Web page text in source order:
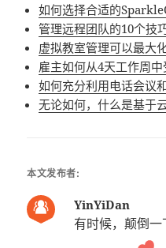
如何选择合适的
管理远程团队的10个技
虚拟教室管理可以最大
雇主如何从4天工作周中
如何充分利用电话会议
无论如何，什么是基于
本文发布者:
YinYiDan
有时候，颠倒